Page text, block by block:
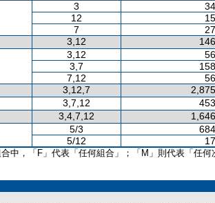
3
12
7
3,12
3,12
3,7
7,12
3,12,7
3,7,12
3,4,7,12
5/3
5/12
中，「F」代表「任何組合」；「M」則代表「任何